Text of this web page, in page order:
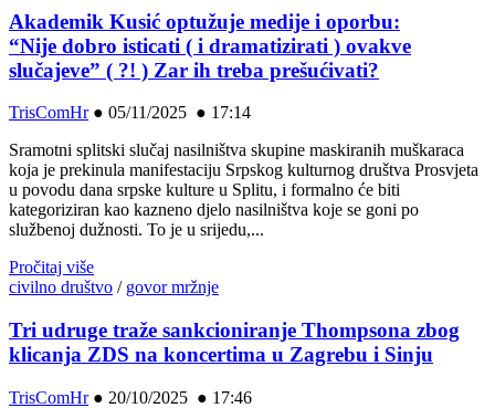
Akademik Kusić optužuje medije i oporbu:
“Nije dobro isticati ( i dramatizirati ) ovakve
slučajeve” ( ?! ) Zar ih treba prešućivati?
TrisComHr● 05/11/2025 ● 17:14
Sramotni splitski slučaj nasilništva skupine maskiranih muškaraca
koja je prekinula manifestaciju Srpskog kulturnog društva Prosvjeta
u povodu dana srpske kulture u Splitu, i formalno će biti
kategoriziran kao kazneno djelo nasilništva koje se goni po
službenoj dužnosti. To je u srijedu,...
Pročitaj više
civilno društvo / govor mržnje
Tri udruge traže sankcioniranje Thompsona zbog
klicanja ZDS na koncertima u Zagrebu i Sinju
TrisComHr● 20/10/2025 ● 17:46